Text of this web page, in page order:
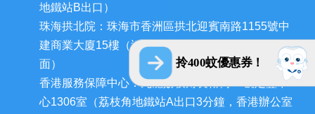
拎400蚊優惠券！
地鐵站B出口）
珠海拱北院：珠海市香洲區拱北迎賓南路1155號中
建商業大廈15樓（近拱北口岸，迎賓百貨廣場對
面）
香港服務保障中心：九龍荔枝角長裕街11號定豐中
心1306室（荔枝角地鐵站A出口3分鐘，香港辦公室